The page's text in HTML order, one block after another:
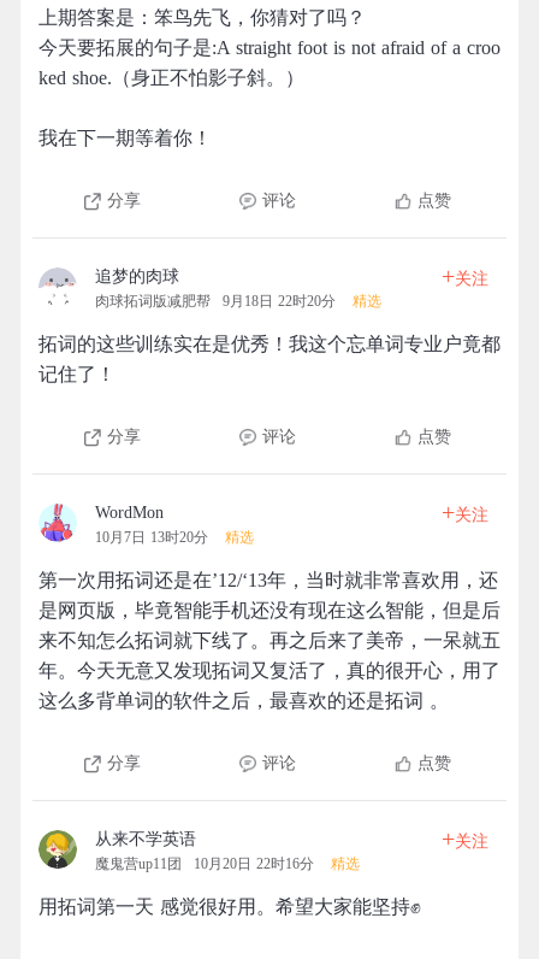
上期答案是：笨鸟先飞，你猜对了吗？
今天要拓展的句子是:A straight foot is not afraid of a croo
ked shoe.（身正不怕影子斜。）
我在下一期等着你！
分享 评论 点赞
追梦的肉球
肉球拓词版减肥帮 9月18日 22时20分 精选
+关注
拓词的这些训练实在是优秀！我这个忘单词专业户竟都
记住了！
分享 评论 点赞
WordMon
10月7日 13时20分 精选
+关注
第一次用拓词还是在’12/‘13年，当时就非常喜欢用，还
是网页版，毕竟智能手机还没有现在这么智能，但是后
来不知怎么拓词就下线了。再之后来了美帝，一呆就五
年。今天无意又发现拓词又复活了，真的很开心，用了
这么多背单词的软件之后，最喜欢的还是拓词 。
分享 评论 点赞
从来不学英语
魔鬼营up11团 10月20日 22时16分 精选
+关注
用拓词第一天 感觉很好用。希望大家能坚持✊